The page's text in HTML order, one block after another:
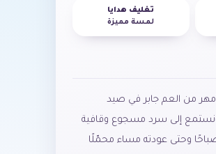
تغليف هدايا
لمسة مميزة
من العم جابر في صيد
ونستمع إلى سرد مسجوع وقافية
وحتى عودته مساء محمّلًا